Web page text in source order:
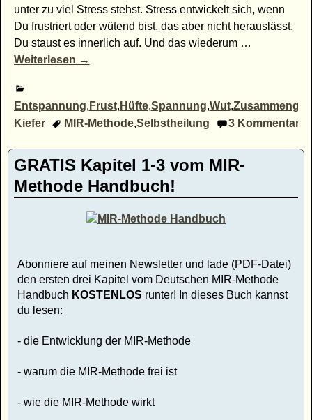
unter zu viel Stress stehst. Stress entwickelt sich, wenn
Du frustriert oder wütend bist, das aber nicht herauslässt.
Du staust es innerlich auf. Und das wiederum …
Weiterlesen →
Entspannung, Frust, Hüfte,Spannung,Wut,
Kiefer
MIR-Methode,Selbstheilung 3 Kommentare
GRATIS Kapitel 1-3 vom MIR-
Methode Handbuch!
Abonniere auf meinen Newsletter und lade (PDF-Datei)
den ersten drei Kapitel vom Deutschen MIR-Methode
Handbuch KOSTENLOS runter! In dieses Buch kannst
du lesen:
- die Entwicklung der MIR-Methode
- warum die MIR-Methode frei ist
- wie die MIR-Methode wirkt